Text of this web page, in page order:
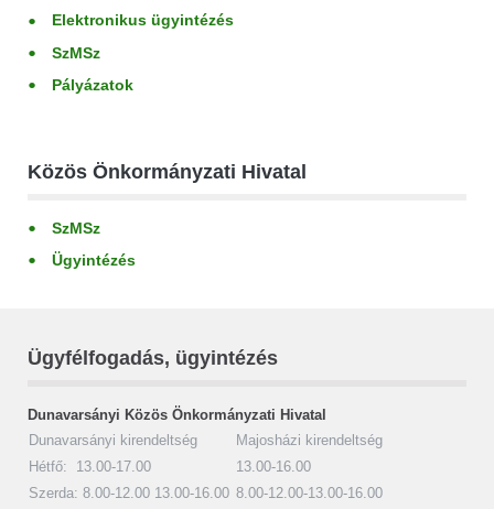
Elektronikus ügyintézés
SzMSz
Pályázatok
Közös Önkormányzati Hivatal
SzMSz
Ügyintézés
Ügyfélfogadás, ügyintézés
Dunavarsányi Közös Önkormányzati Hivatal
Dunavarsányi kirendeltség
Majosházi kirendeltség
Hétfő: 13.00-17.00
13.00-16.00
Szerda: 8.00-12.00 13.00-16.00 8.00-12.00-13.00-16.00